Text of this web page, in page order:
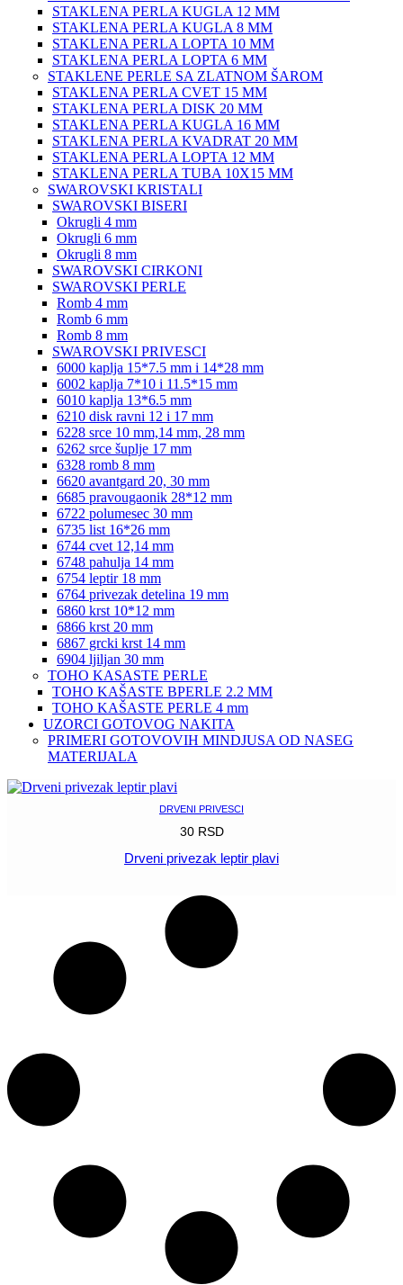
STAKLENA PERLA KUGLA 12 MM
STAKLENA PERLA KUGLA 8 MM
STAKLENA PERLA LOPTA 10 MM
STAKLENA PERLA LOPTA 6 MM
STAKLENE PERLE SA ZLATNOM ŠAROM
STAKLENA PERLA CVET 15 MM
STAKLENA PERLA DISK 20 MM
STAKLENA PERLA KUGLA 16 MM
STAKLENA PERLA KVADRAT 20 MM
STAKLENA PERLA LOPTA 12 MM
STAKLENA PERLA TUBA 10X15 MM
SWAROVSKI KRISTALI
SWAROVSKI BISERI
Okrugli 4 mm
Okrugli 6 mm
Okrugli 8 mm
SWAROVSKI CIRKONI
SWAROVSKI PERLE
Romb 4 mm
Romb 6 mm
Romb 8 mm
SWAROVSKI PRIVESCI
6000 kaplja 15*7.5 mm i 14*28 mm
6002 kaplja 7*10 i 11.5*15 mm
6010 kaplja 13*6.5 mm
6210 disk ravni 12 i 17 mm
6228 srce 10 mm,14 mm, 28 mm
6262 srce šuplje 17 mm
6328 romb 8 mm
6620 avantgard 20, 30 mm
6685 pravougaonik 28*12 mm
6722 polumesec 30 mm
6735 list 16*26 mm
6744 cvet 12,14 mm
6748 pahulja 14 mm
6754 leptir 18 mm
6764 privezak detelina 19 mm
6860 krst 10*12 mm
6866 krst 20 mm
6867 grcki krst 14 mm
6904 ljiljan 30 mm
TOHO KASASTE PERLE
TOHO KAŠASTE BPERLE 2.2 MM
TOHO KAŠASTE PERLE 4 mm
UZORCI GOTOVOG NAKITA
PRIMERI GOTOVOVIH MINDJUSA OD NASEG
MATERIJALA
DRVENI PRIVESCI
30 RSD
Drveni privezak leptir plavi